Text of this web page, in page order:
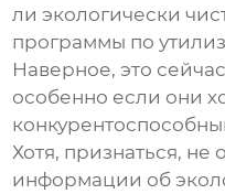
ли экологически
программы по
Наверное, это
особенно если они
Хотя, признаться, не
информации об